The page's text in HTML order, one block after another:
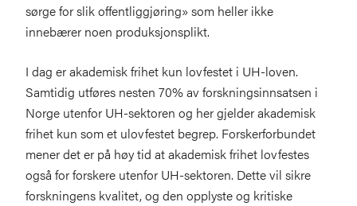
sørge for slik offentliggjøring» som heller ikke
innebærer noen produksjonsplikt.
I dag er akademisk frihet kun lovfestet i UH-loven.
Samtidig utføres nesten 70% av forskningsinnsatsen i
Norge utenfor UH-sektoren og her gjelder akademisk
frihet kun som et ulovfestet begrep. Forskerforbundet
mener det er på høy tid at akademisk frihet lovfestes
også for forskere utenfor UH-sektoren. Dette vil sikre
forskningens kvalitet, og den opplyste og kritiske